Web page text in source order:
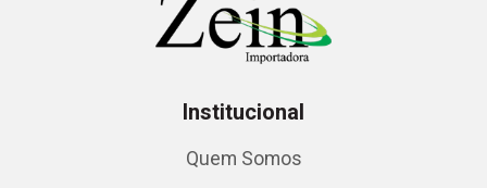
Institucional
Quem Somos